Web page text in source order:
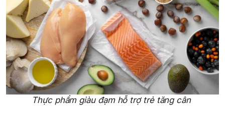
Thực phẩm giàu đạm hỗ trợ trẻ tăng cân